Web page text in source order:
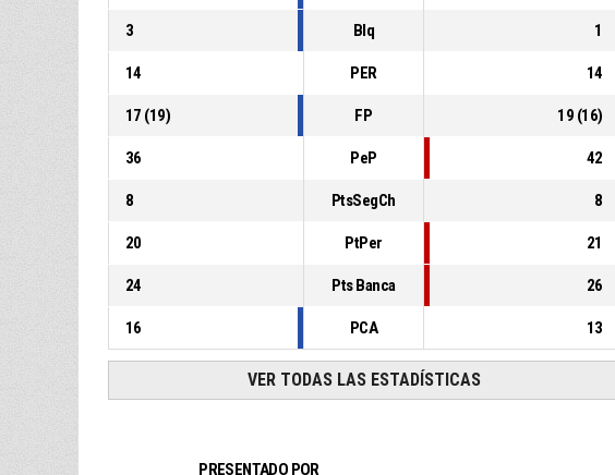
3 Blq 1
14 PER 14
17 (19) FP 19 (16)
36 PeP 42
8 PtsSegCh 8
20 PtPer 21
24 Pts Banca 26
16 PCA 13
VER TODAS LAS ESTADÍSTICAS
PRESENTADO POR